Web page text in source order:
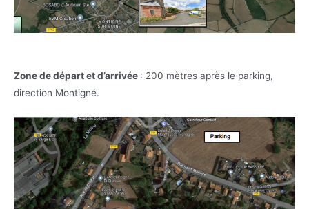
Zone de départ et d’arrivée : 200 mètres après le parking,
direction Montigné.